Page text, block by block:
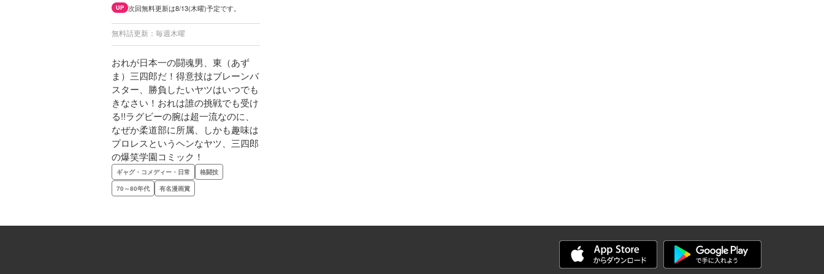
UP 次回無料更新は8/13(木曜)予定です。
無料話更新：毎週木曜
おれが日本一の闘魂男、東（あず
ま）三四郎だ！得意技はブレーンバ
スター、勝負したいヤツはいつでも
きなさい！おれは誰の挑戦でも受け
る!!ラグビーの腕は超一流なのに、
なぜか柔道部に所属、しかも趣味は
プロレスというヘンなヤツ、三四郎
の爆笑学園コミック！
ギャグ・コメディー・日常
格闘技
70～80年代
有名漫画賞